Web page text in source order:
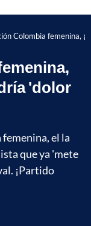
Colombia femenina,
'dolor
el la
que ya 'mete
¡Partido